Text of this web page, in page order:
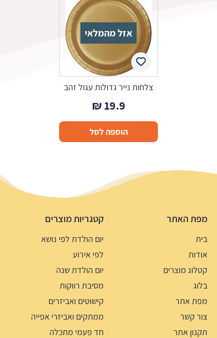
אזל מהמלאי
צלחות נייר גדולות עגול זהב
19.9
₪
הוספה לסל
מפת האתר
בית
אודות
קטלוג מוצרים
בלוג
מפת אתר
צור קשר
תקנון אתר
קטגריות מוצרים
יום הולדת לפי נושא
לפי אירוע
יום הולדת שנה
מסיבת רווקות
קישוטים ואביזרים
ממתקים ואביזרי אפייה
חד פעמי מתכלה